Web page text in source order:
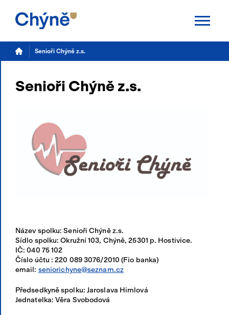
Potřebuji vyřídit
Přihlásit se
Senioři Chýně z.s.
Senioři Chýně z.s.
Název spolku: Senioři Chýně z.s.
Sídlo spolku: Okružní 103, Chýně, 25301 p. Hostivice.
IČ: 040 75 102
Číslo účtu : 220 089 3076/2010 (Fio banka)
email: seniorichyne@seznam.cz
Předsedkyně spolku: Jaroslava Himlová
Jednatelka: Věra Svobodová